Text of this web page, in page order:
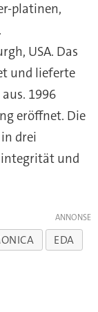
platinen,
USA. Das
und lieferte
1996
eröffnet. Die
drei
und
EDA